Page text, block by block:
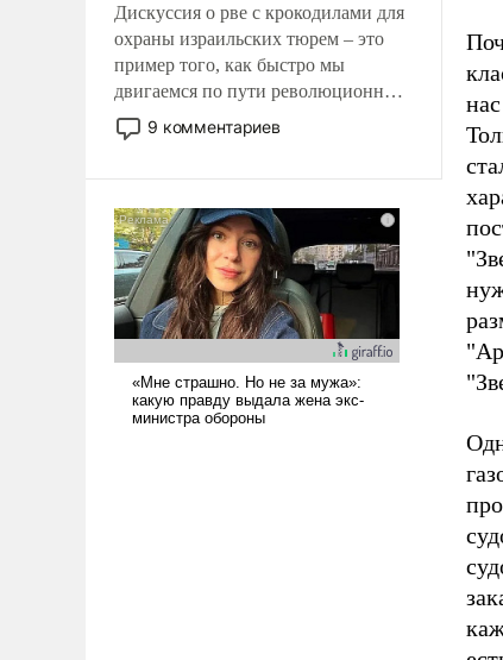
Дискуссия о рве с крокодилами для
охраны израильских тюрем – это
пример того, как быстро мы
двигаемся по пути революционных
изменений. То, что несколько лет
назад было образом для
9 комментариев